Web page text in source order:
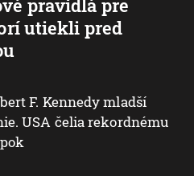
pravidlá pre
utiekli pred
F. Kennedy mladší
USA čelia rekordnému